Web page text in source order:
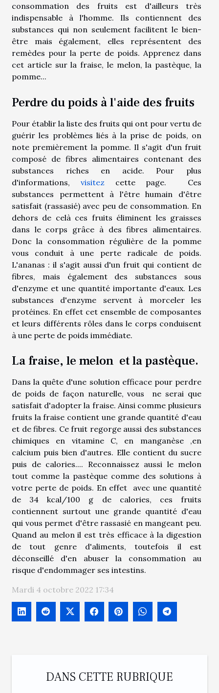
consommation des fruits est d'ailleurs très
indispensable à l'homme. Ils contiennent des
substances qui non seulement facilitent le bien-
être mais également, elles représentent des
remèdes pour la perte de poids. Apprenez dans
cet article sur la fraise, le melon, la pastèque, la
pomme...
Perdre du poids à l'aide des fruits
Pour établir la liste des fruits qui ont pour vertu de
guérir les problèmes liés à la prise de poids, on
note premièrement la pomme. Il s'agit d'un fruit
composé de fibres alimentaires contenant des
substances riches en acide. Pour plus
d'informations, visitez cette page. Ces
substances permettent à l'être humain d'être
satisfait (rassasié) avec peu de consommation. En
dehors de celà ces fruits éliminent les graisses
dans le corps grâce à des fibres alimentaires.
Donc la consommation régulière de la pomme
vous conduit à une perte radicale de poids.
L'ananas : il s'agit aussi d'un fruit qui contient de
fibres, mais également des substances sous
d'enzyme et une quantité importante d'eaux. Les
substances d'enzyme servent à morceler les
protéines. En effet cet ensemble de composantes
et leurs différents rôles dans le corps conduisent
à une perte de poids immédiate.
La fraise, le melon et la pastèque.
Dans la quête d'une solution efficace pour perdre
de poids de façon naturelle, vous ne serai que
satisfait d'adopter la fraise. Ainsi comme plusieurs
fruits la fraise contient une grande quantité d'eau
et de fibres. Ce fruit regorge aussi des substances
chimiques en vitamine C, en manganèse ,en
calcium puis bien d'autres. Elle contient du sucre
puis de calories.... Reconnaissez aussi le melon
tout comme la pastèque comme des solutions à
votre perte de poids. En effet avec une quantité
de 34 kcal/100 g de calories, ces fruits
contiennent surtout une grande quantité d'eau
qui vous permet d'être rassasié en mangeant peu.
Quand au melon il est très efficace à la digestion
de tout genre d'aliments, toutefois il est
déconseillé d'en abuser la consommation au
risque d'endommager ses intestins.
Mardi 4 octobre 2022 17:34
DANS CETTE RUBRIQUE